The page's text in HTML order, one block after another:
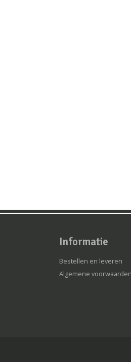
Informatie
Bestellen en leveren
Algemene voorwaarden